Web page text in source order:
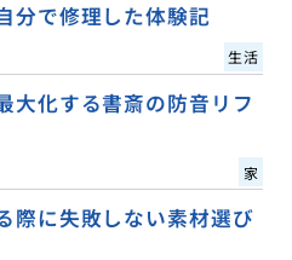
分で修理した体験記
生活
大化する書斎の防音リフ
家
際に失敗しない素材選び